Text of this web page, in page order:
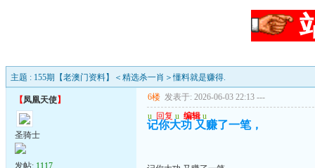
主题 : 155期【老澳门资料】＜精选杀一肖＞懂料就是赚得.
【凤凰天使】
圣骑士
发帖: 1117
6楼 发表于: 2026-06-03 22:13 ---
u 回复 u 编辑 u
记你大功 又赚了一笔，